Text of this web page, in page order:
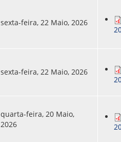
sexta-feira, 22 Maio, 2026
sexta-feira, 22 Maio, 2026
quarta-feira, 20 Maio,
2026